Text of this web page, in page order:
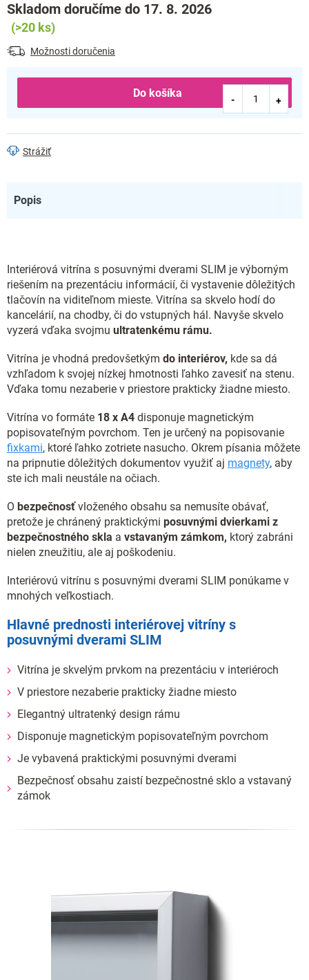
Skladom doručíme do 17. 8. 2026
(>20 ks)
Možnosti doručenia
Do košíka
Strážiť
Popis
Interiérová vitrína s posuvnými dverami SLIM je výborným
riešením na prezentáciu informácií, či vystavenie dôležitých
tlačovín na viditeľnom mieste. Vitrína sa skvelo hodí do
kancelárií, na chodby, či do vstupných hál. Navyše skvelo
vyzerá vďaka svojmu ultratenkému rámu.
Vitrína je vhodná predovšetkým do interiérov, kde sa dá
vzhľadom k svojej nízkej hmotnosti ľahko zavesiť na stenu.
Vďaka tomu nezaberie v priestore prakticky žiadne miesto.
Vitrína vo formáte 18 x A4 disponuje magnetickým
popisovateľným povrchom. Ten je určený na popisovanie
fixkami, ktoré ľahko zotriete nasucho. Okrem písania môžete
na pripnutie dôležitých dokumentov využiť aj magnety, aby
ste ich mali neustále na očiach.
O bezpečnosťvloženého obsahu sa nemusíte obávať,
pretože je chránený praktickými posuvnými dvierkami z
bezpečnostného skla a vstavaným zámkom, ktorý zabráni
nielen zneužitiu, ale aj poškodeniu.
Interiérovú vitrínu s posuvnými dverami SLIM ponúkame v
mnohých veľkostiach.
Hlavné prednosti interiérovej vitríny s
posuvnými dverami SLIM
Vitrína je skvelým prvkom na prezentáciu v interiéroch
V priestore nezaberie prakticky žiadne miesto
Elegantný ultratenký design rámu
Disponuje magnetickým popisovateľným povrchom
Je vybavená praktickými posuvnými dverami
Bezpečnosť obsahu zaistí bezpečnostné sklo a vstavaný
zámok